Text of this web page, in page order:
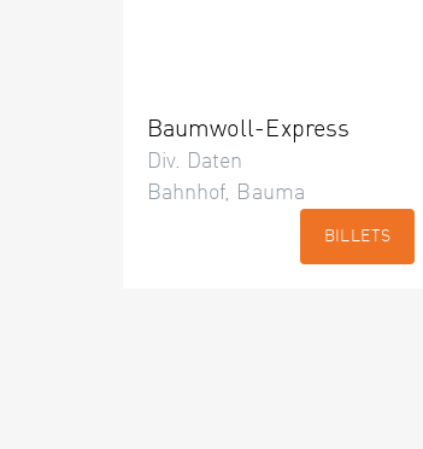
Baumwoll-Express
Div. Daten
Bahnhof, Bauma
BILLETS